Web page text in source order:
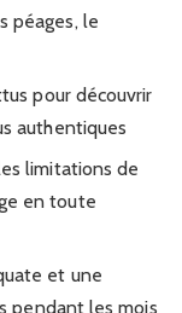
péages, le
pour découvrir
authentiques
limitations de
en toute
et une
pendant les mois